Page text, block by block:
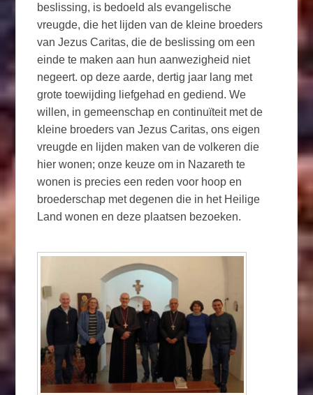
beslissing, is bedoeld als evangelische
vreugde, die het lijden van de kleine broeders
van Jezus Caritas, die de beslissing om een
einde te maken aan hun aanwezigheid niet
negeert. op deze aarde, dertig jaar lang met
grote toewijding liefgehad en gediend. We
willen, in gemeenschap en continuïteit met de
kleine broeders van Jezus Caritas, ons eigen
vreugde en lijden maken van de volkeren die
hier wonen; onze keuze om in Nazareth te
wonen is precies een reden voor hoop en
broederschap met degenen die in het Heilige
Land wonen en deze plaatsen bezoeken.